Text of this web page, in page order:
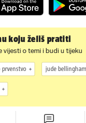
koju želiš pratiti
vijesti o temi i budi u tijeku
jude bellingham